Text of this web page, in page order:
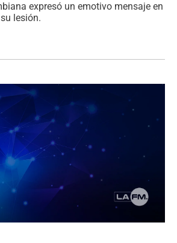
expresó un emotivo mensaje en
lesión.